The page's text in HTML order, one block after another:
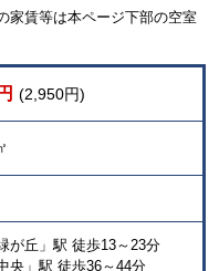
ま
家賃等は本ページ下部の空室
(2,950円)
が丘」駅 徒歩13～23分
央」駅 徒歩36～44分